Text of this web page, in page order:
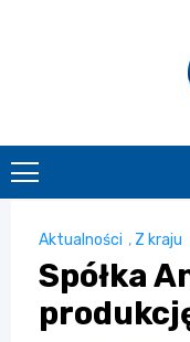
Aktualności , Z kraju
Spółka